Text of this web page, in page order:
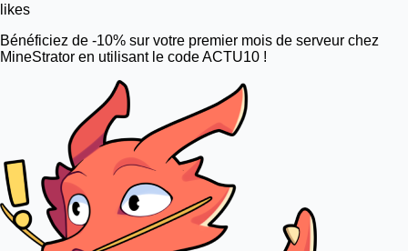
likes
Bénéficiez de -10% sur votre premier mois de serveur chez
MineStrator en utilisant le code ACTU10 !